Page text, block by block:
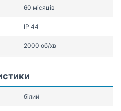
60 місяців
IP 44
2000 об/хв
білий